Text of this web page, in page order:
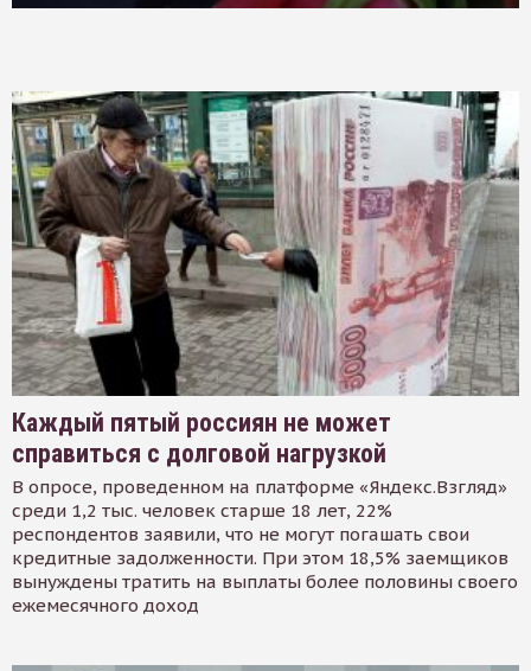
Каждый пятый россиян не может
справиться с долговой нагрузкой
В опросе, проведенном на платформе «Яндекс.Взгляд»
среди 1,2 тыс. человек старше 18 лет, 22%
респондентов заявили, что не могут погашать свои
кредитные задолженности. При этом 18,5% заемщиков
вынуждены тратить на выплаты более половины своего
ежемесячного доход